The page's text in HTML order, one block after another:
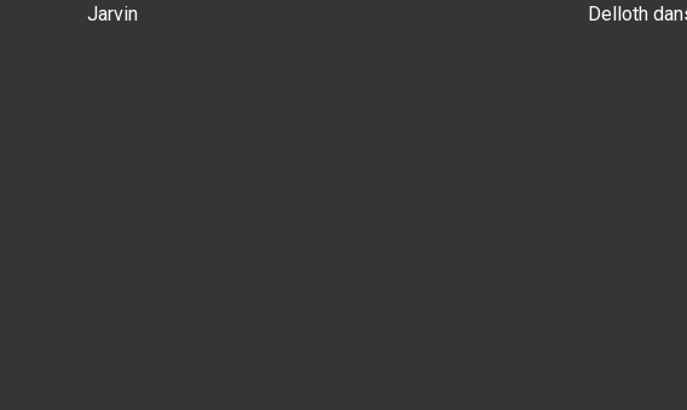
Jarvin
Delloth